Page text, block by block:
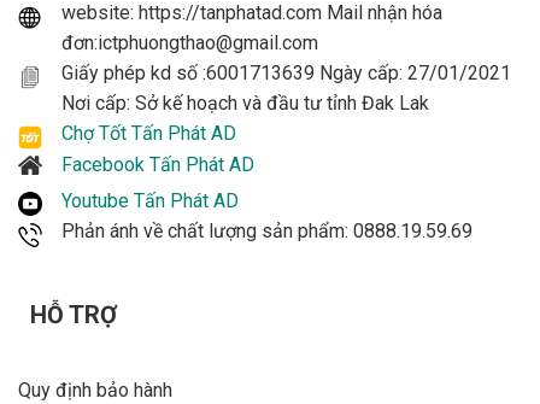
website: https://tanphatad.com Mail nhận hóa
đơn:ictphuongthao@gmail.com
Giấy phép kd số :6001713639 Ngày cấp: 27/01/2021
Nơi cấp: Sở kế hoạch và đầu tư tỉnh Đak Lak
Chợ Tốt Tấn Phát AD
Facebook Tấn Phát AD
Youtube Tấn Phát AD
Phản ánh về chất lượng sản phẩm: 0888.19.59.69
HỖ TRỢ
Quy định bảo hành